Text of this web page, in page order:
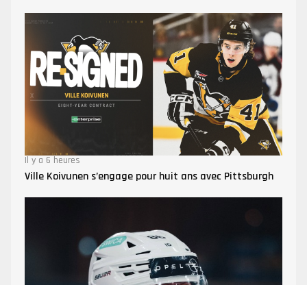
Il y a 6 heures
Ville Koivunen s’engage pour huit ans avec Pittsburgh